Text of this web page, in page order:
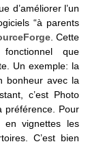
d’améliorer l’un
“à parents
. Cette
que
Un exemple: la
bonheur avec la
c’est Photo
préférence. Pour
vignettes les
C’est bien